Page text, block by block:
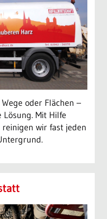
oder Flächen –
Mit Hilfe
wir fast jeden